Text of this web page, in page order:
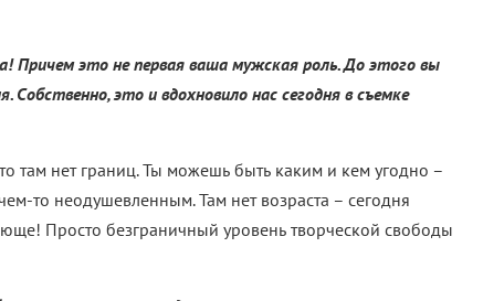
Причем это не первая ваша мужская роль. До этого вы
это и вдохновило нас сегодня в съемке
там нет границ. Ты можешь быть каким и кем угодно –
то неодушевленным. Там нет возраста – сегодня
Просто безграничный уровень творческой свободы